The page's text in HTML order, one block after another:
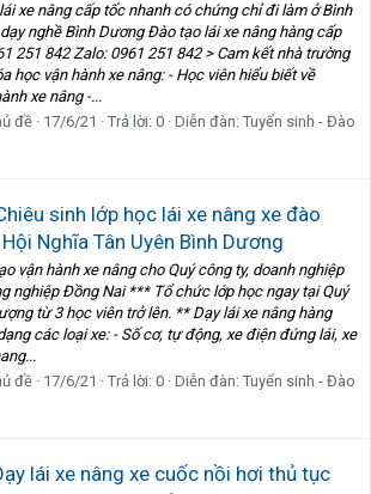
xe nâng cấp tốc nhanh có chứng chỉ đi làm ở Bình
nghề Bình Dương Đào tạo lái xe nâng hàng cấp
251 842 Zalo: 0961 251 842 > Cam kết nhà trường
học vận hành xe nâng: - Học viên hiểu biết về
xe nâng -...
đề 17/6/21 Trả lời: 0 Diễn đàn: Tuyển sinh - Đào
sinh lớp học lái xe nâng xe đào
Nghĩa Tân Uyên Bình Dương
vận hành xe nâng cho Quý công ty, doanh nghiệp
nghiệp Đồng Nai *** Tổ chức lớp học ngay tại Quý
từ 3 học viên trở lên. ** Dạy lái xe nâng hàng
các loại xe: - Số cơ, tự động, xe điện đứng lái, xe
đề 17/6/21 Trả lời: 0 Diễn đàn: Tuyển sinh - Đào
lái xe nâng xe cuốc nồi hơi thủ tục